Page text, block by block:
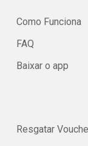
Como Funciona
FAQ
Baixar o app
Resgatar